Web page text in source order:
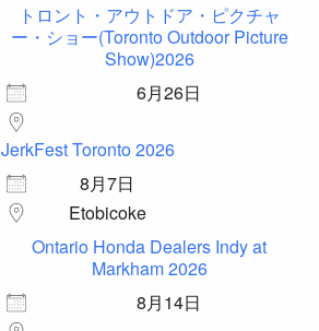
トロント・アウトドア・ピクチャ
ー・ショー(Toronto Outdoor Picture
Show)2026
6月26日
JerkFest Toronto 2026
8月7日
Etobicoke
Ontario Honda Dealers Indy at
Markham 2026
8月14日